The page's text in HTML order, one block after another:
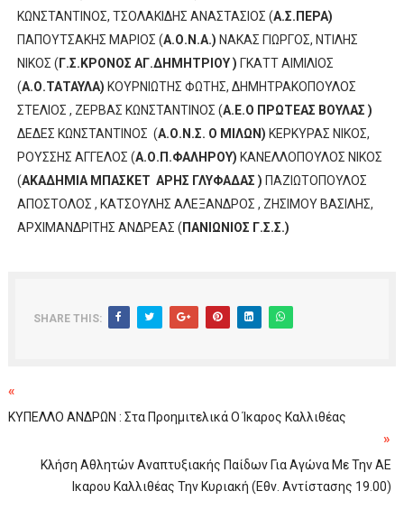
ΚΩΝΣΤΑΝΤΙΝΟΣ, ΤΣΟΛΑΚΙΔΗΣ ΑΝΑΣΤΑΣΙΟΣ (Α.Σ.ΠΕΡΑ)
ΠΑΠΟΥΤΣΑΚΗΣ ΜΑΡΙΟΣ (Α.Ο.Ν.Α.) ΝΑΚΑΣ ΓΙΩΡΓΟΣ, ΝΤΙΛΗΣ
ΝΙΚΟΣ ( Γ.Σ.ΚΡΟΝΟΣ ΑΓ.ΔΗΜΗΤΡΙΟΥ ) ΓΚΑΤΤ ΑΙΜΙΛΙΟΣ
(Α.Ο.ΤΑΤΑΥΛΑ) ΚΟΥΡΝΙΩΤΗΣ ΦΩΤΗΣ, ΔΗΜΗΤΡΑΚΟΠΟΥΛΟΣ
ΣΤΕΛΙΟΣ , ΖΕΡΒΑΣ ΚΩΝΣΤΑΝΤΙΝΟΣ (Α.Ε.Ο ΠΡΩΤΕΑΣ ΒΟΥΛΑΣ )
ΔΕΔΕΣ ΚΩΝΣΤΑΝΤΙΝΟΣ (Α.Ο.Ν.Σ. Ο ΜΙΛΩΝ) ΚΕΡΚΥΡΑΣ ΝΙΚΟΣ,
ΡΟΥΣΣΗΣ ΑΓΓΕΛΟΣ (Α.Ο.Π.ΦΑΛΗΡΟΥ) ΚΑΝΕΛΛΟΠΟΥΛΟΣ ΝΙΚΟΣ
(ΑΚΑΔΗΜΙΑ ΜΠΑΣΚΕΤ ΑΡΗΣ ΓΛΥΦΑΔΑΣ ) ΠΑΖΙΩΤΟΠΟΥΛΟΣ
ΑΠΟΣΤΟΛΟΣ , ΚΑΤΣΟΥΛΗΣ ΑΛΕΞΑΝΔΡΟΣ , ΖΗΣΙΜΟΥ ΒΑΣΙΛΗΣ,
ΑΡΧΙΜΑΝΔΡΙΤΗΣ ΑΝΔΡΕΑΣ ( ΠΑΝΙΩΝΙΟΣ Γ.Σ.Σ.)
SHARE THIS:
«
ΚΥΠΕΛΛΟ ΑΝΔΡΩΝ : Στα Προημιτελικά Ο Ίκαρος Καλλιθέας
»
Κλήση Αθλητών Αναπτυξιακής Παίδων Για Αγώνα Με Την ΑΕ
Ικαρου Καλλιθέας Την Κυριακή (Εθν. Αντίστασης 19.00)